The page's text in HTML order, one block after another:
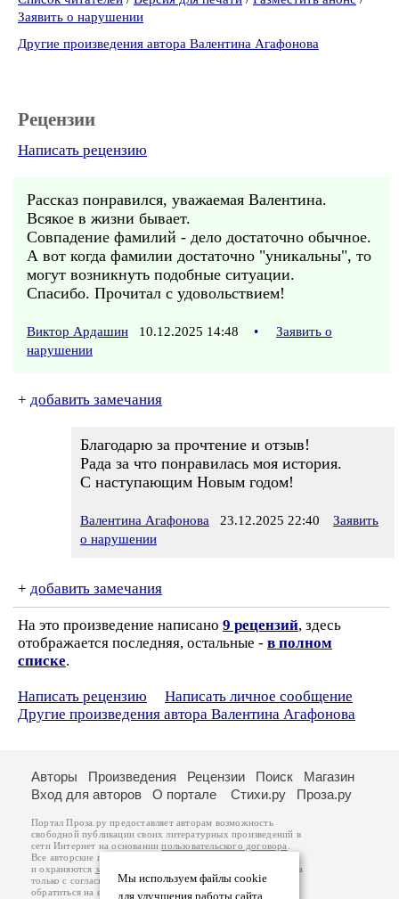
Заявить о нарушении
Другие произведения автора Валентина Агафонова
Рецензии
Написать рецензию
Рассказ понравился, уважаемая Валентина.
Всякое в жизни бывает.
Совпадение фамилий - дело достаточно обычное.
А вот когда фамилии достаточно "уникальны", то
могут возникнуть подобные ситуации.
Спасибо. Прочитал с удовольствием!
Виктор Ардашин 10.12.2025 14:48 •
Заявить о
нарушении
+ добавить замечания
Благодарю за прочтение и отзыв!
Рада за что понравилась моя история.
С наступающим Новым годом!
Валентина Агафонова 23.12.2025 22:40
Заявить
о нарушении
+ добавить замечания
На это произведение написано 9 рецензий, здесь
отображается последняя, остальные - в полном
списке.
Написать рецензию
Написать личное сообщение
Другие произведения автора Валентина Агафонова
Мы используем файлы cookie
для улучшения работы сайта.
Авторы Произведения Рецензии Поиск
Магазин
Вход для авторов
О портале Стихи.ру Проза.ру
Портал Проза.ру предоставляет авторам возможность
свободной публикации своих литературных произведений в
сети Интернет на основаниипользовательского договора
Все авторские права на произведения принадлежат авторам
и охраняются законом
. Перепечатка произведений возможна
только с согласия его автора, к которому вы можете
обратиться на его авторской странице. Ответственность за